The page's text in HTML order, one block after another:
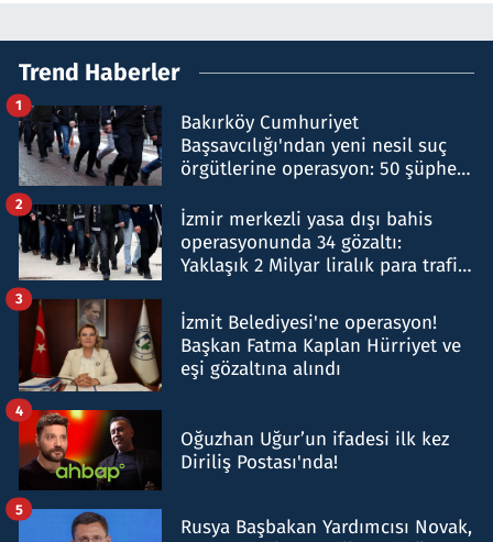
Trend Haberler
Bakırköy Cumhuriyet
Başsavcılığı'ndan yeni nesil suç
örgütlerine operasyon: 50 şüpheli
1
İzmir merkezli yasa dışı bahis
operasyonunda 34 gözaltı:
Yaklaşık 2 Milyar liralık para trafiği
2
İzmit Belediyesi'ne operasyon!
Başkan Fatma Kaplan Hürriyet ve
eşi gözaltına alındı
3
Oğuzhan Uğur’un ifadesi ilk kez
Diriliş Postası'nda!
4
Rusya Başbakan Yardımcısı Novak,
5